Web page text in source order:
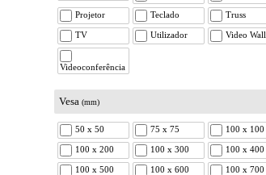
Projetor Teclado Truss
TV Utilizador Video Wall
Videoconferência
Vesa (mm)
50 x 50 75 x 75 100 x 100
100 x 200 100 x 300 100 x 400
100 x 500 100 x 600 100 x 700